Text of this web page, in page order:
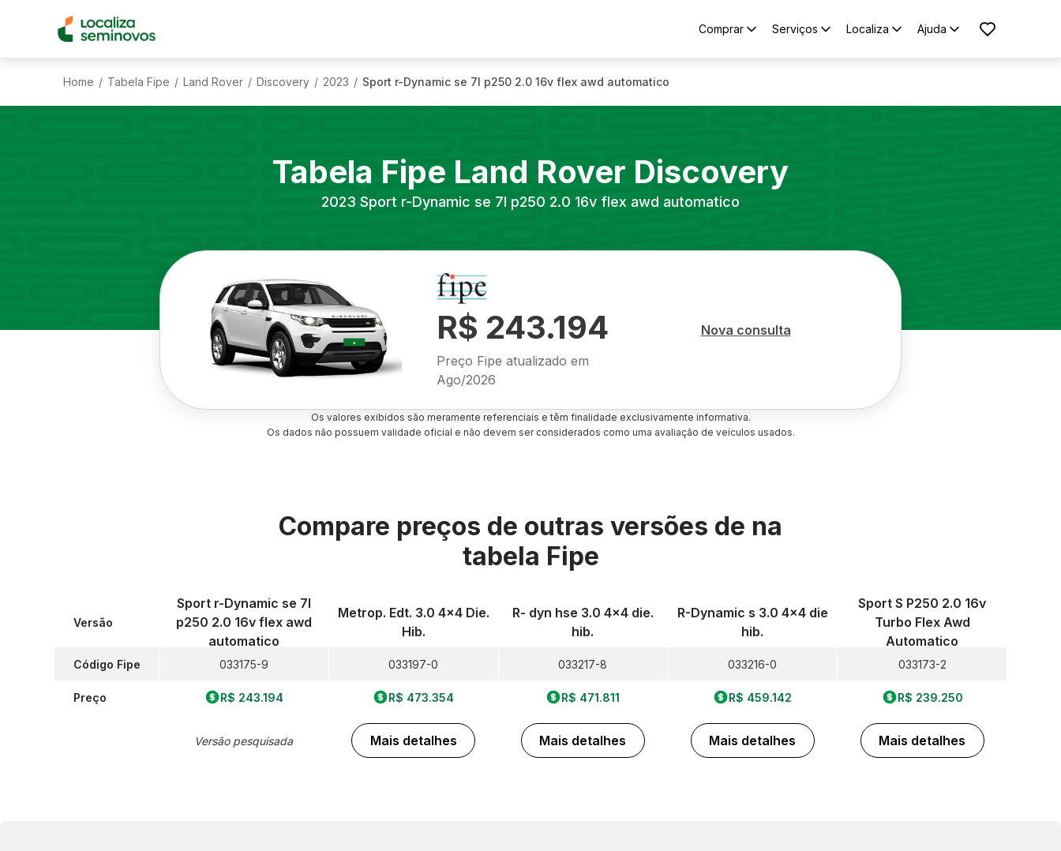
Comprar Serviços Localiza Ajuda
Home / Tabela Fipe / Land Rover / Discovery / 2023 / Sport r-Dynamic se 7l p250 2.0 16v flex awd automatico
Tabela Fipe Land Rover Discovery
2023 Sport r-Dynamic se 7l p250 2.0 16v flex awd automatico
R$ 243.194
Preço Fipe atualizado em
Ago/2026
Nova consulta
Os valores exibidos são meramente referenciais e têm finalidade exclusivamente informativa.
Os dados não possuem validade oficial e não devem ser considerados como uma avaliação de veículos usados.
Compare preços de outras versões de na
tabela Fipe
Versão
Código Fipe
Preço
Sport r-Dynamic se 7l
p250 2.0 16v flex awd
automatico
033175-9
R$ 243.194
Versão pesquisada
Metrop. Edt. 3.0 4x4 Die.
Hib.
033197-0
R$ 473.354
Mais detalhes
R- dyn hse 3.0 4x4 die.
hib.
033217-8
R$ 471.811
Mais detalhes
R-Dynamic s 3.0 4x4 die
hib.
033216-0
R$ 459.142
Mais detalhes
Sport S P250 2.0 16v
Turbo Flex Awd
Automatico
033173-2
R$ 239.250
Mais detalhes